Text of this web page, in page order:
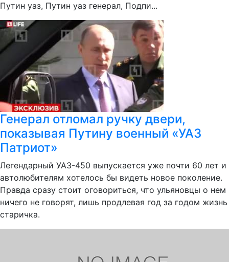
Путин уаз, Путин уаз генерал, Подпи...
Генерал отломал ручку двери,
показывая Путину военный «УАЗ
Патриот»
Легендарный УАЗ-450 выпускается уже почти 60 лет и
автолюбителям хотелось бы видеть новое поколение.
Правда сразу стоит оговориться, что ульяновцы о нем
ничего не говорят, лишь продлевая год за годом жизнь
старичка.